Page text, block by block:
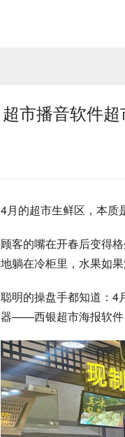
超市播音软件超
4月的超市生鲜区，本质
顾客的嘴在开春后变得
地躺在冷柜里，水果如
聪明的操盘手都知道：4
器——西银超市海报软件